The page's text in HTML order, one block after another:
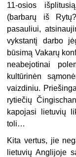
11-osios
(barbarų iš
pasauliui,
vykstantį darbo
būsimą Vakarų
neabejotinai
kultūrinėn
vaizdiniu.
rytiečių
kapojasi lietuvių
toli…
Kita vertus, jie
lietuvių Anglijoje